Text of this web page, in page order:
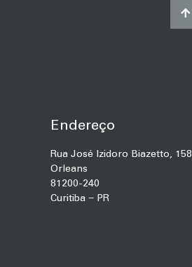
Endereço
Rua José Izidoro Biazetto, 158
Orleans
81200-240
Curitiba − PR